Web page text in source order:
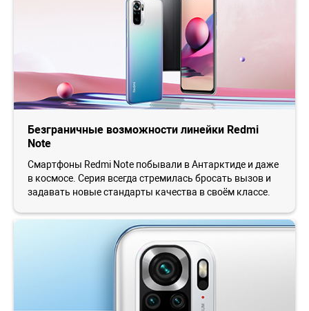
Безграничные возможности линейки Redmi
Note
Смартфоны Redmi Note побывали в Антарктиде и даже
в космосе. Серия всегда стремилась бросать вызов и
задавать новые стандарты качества в своём классе.